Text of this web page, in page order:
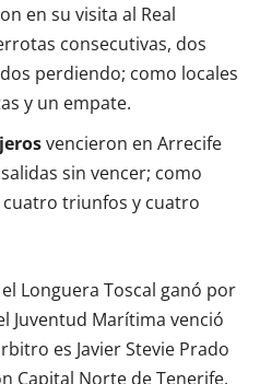
en su visita al Real
consecutivas, dos
perdiendo; como locales
y un empate.
vencieron en Arrecife
sin vencer; como
triunfos y cuatro
Longuera Toscal ganó por
Juventud Marítima venció
es Javier Stevie Prado
Capital Norte de Tenerife.